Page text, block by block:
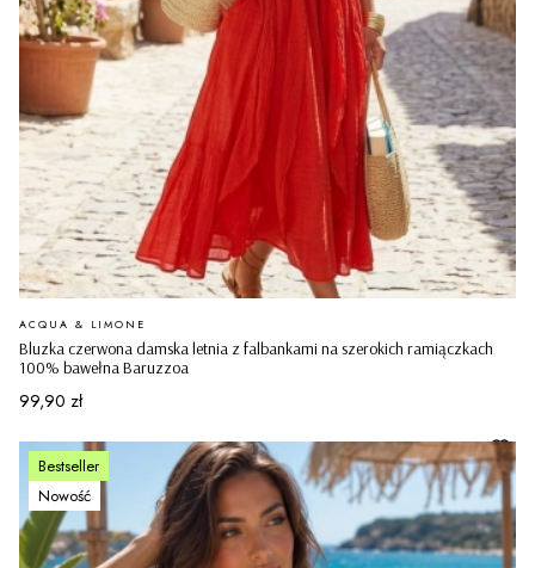
Bluzka czerwona damska letnia z falbankami na szerokich ramiączkach
100% bawełna Baruzzoa
PRODUCENT
ACQUA & LIMONE
Cena
99,90 zł
Bestseller
Nowość